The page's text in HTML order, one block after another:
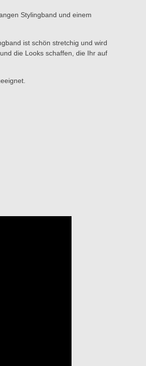
Stylingband und einem
ist schön stretchig und wird
die Looks schaffen, die Ihr auf